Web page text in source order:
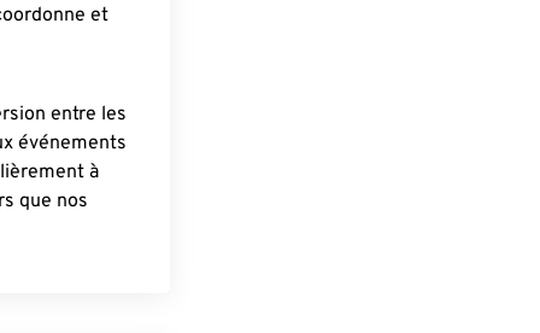
et
entre les
événements
à
que nos